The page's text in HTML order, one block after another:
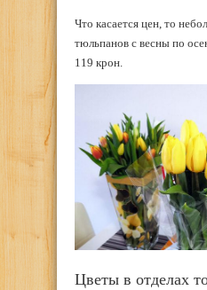
Что касается цен, то
тюльпанов с весны по
119 крон.
Цветы в отделах